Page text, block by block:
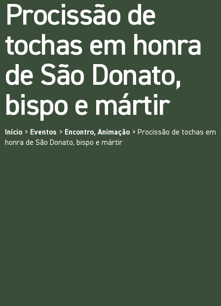
Procissão de
tochas em honra
de São Donato,
bispo e mártir
Início > Eventos > Encontro, Animação > Procissão de tochas em
honra de São Donato, bispo e mártir